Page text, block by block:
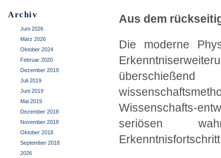
Archiv
Juni 2026
März 2026
Oktober 2024
Februar 2020
Dezember 2019
Juli 2019
Juni 2019
Mai 2019
Dezember 2018
November 2018
Oktober 2018
September 2018
2026
Aus dem
Die moderne
Wissenschafts-
seriösen